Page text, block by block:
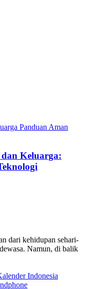
Keluarga:
dari kehidupan sehari-
Namun, di balik